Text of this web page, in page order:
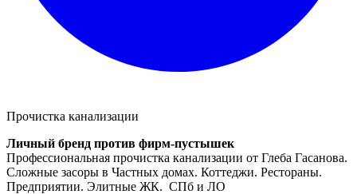
Прочистка канализации
Личный бренд против фирм-пустышек
Профессиональная прочистка канализации от Глеба Гасанова.
Сложные засоры в Частных домах. Коттеджи. Рестораны.
Предприятии. Элитные ЖК. СПб и ЛО